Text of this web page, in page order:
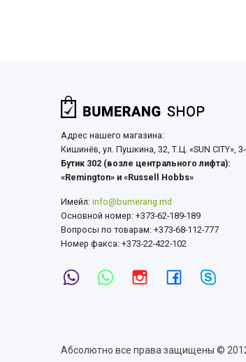
Адрес нашего магазина:
Кишинёв, ул. Пушкина, 32, Т.Ц. «SUN CITY»,
Бутик 302 (возле центрального лифта):
«Remington» и «Russell Hobbs»
Имейл: info@bumerang.md
Основной номер: +373-62-189-189
Вопросы по товарам: +373-68-112-777
Номер факса: +373-22-422-102
Абсолютно все права защищены ©